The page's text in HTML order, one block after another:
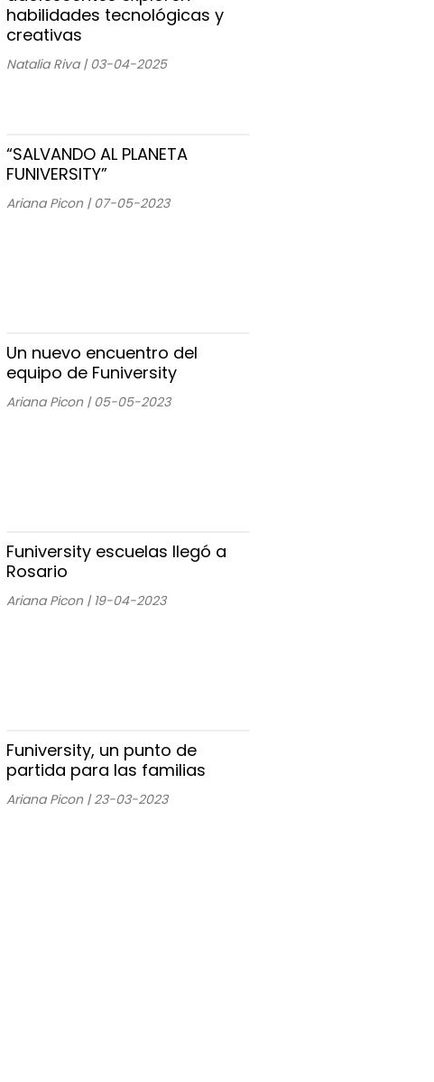
habilidades tecnológicas y
creativas
Natalia Riva | 03-04-2025
“SALVANDO AL PLANETA
FUNIVERSITY”
Ariana Picon | 07-05-2023
Un nuevo encuentro del
equipo de Funiversity
Ariana Picon | 05-05-2023
Funiversity escuelas llegó a
Rosario
Ariana Picon | 19-04-2023
Funiversity, un punto de
partida para las familias
Ariana Picon | 23-03-2023